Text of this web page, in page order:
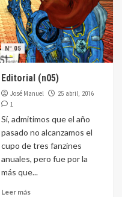
Nº 05
Editorial (n05)
José Manuel 25 abril, 2016
1
Sí, admitimos que el año
pasado no alcanzamos el
cupo de tres fanzines
anuales, pero fue por la
más que...
Leer más